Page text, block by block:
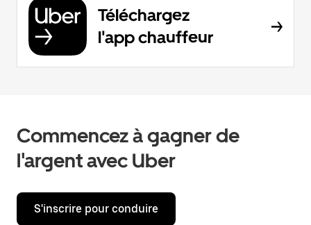
Téléchargez
l'app chauffeur
Commencez à gagner de
l'argent avec Uber
S'inscrire pour conduire